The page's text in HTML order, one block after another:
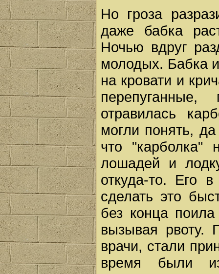
Но гроза
даже бабка
Ночью вдруг
молодых. Бабка
на кровати и
отравилась
могли понять,
что "карболка"
лошадей и
откуда-то. Его
сделать это
без конца
вызывая рвоту.
врачи, стали
время были